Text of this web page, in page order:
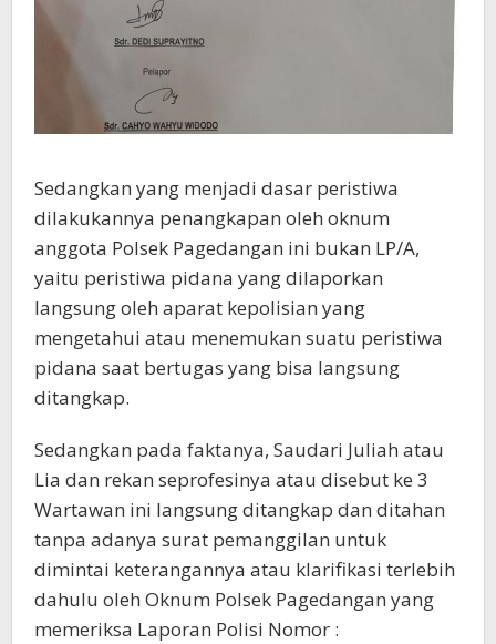
Sedangkan yang menjadi dasar peristiwa
dilakukannya penangkapan oleh oknum
anggota Polsek Pagedangan ini bukan LP/A,
yaitu peristiwa pidana yang dilaporkan
langsung oleh aparat kepolisian yang
mengetahui atau menemukan suatu peristiwa
pidana saat bertugas yang bisa langsung
ditangkap.
Sedangkan pada faktanya, Saudari Juliah atau
Lia dan rekan seprofesinya atau disebut ke 3
Wartawan ini langsung ditangkap dan ditahan
tanpa adanya surat pemanggilan untuk
dimintai keterangannya atau klarifikasi terlebih
dahulu oleh Oknum Polsek Pagedangan yang
memeriksa Laporan Polisi Nomor :